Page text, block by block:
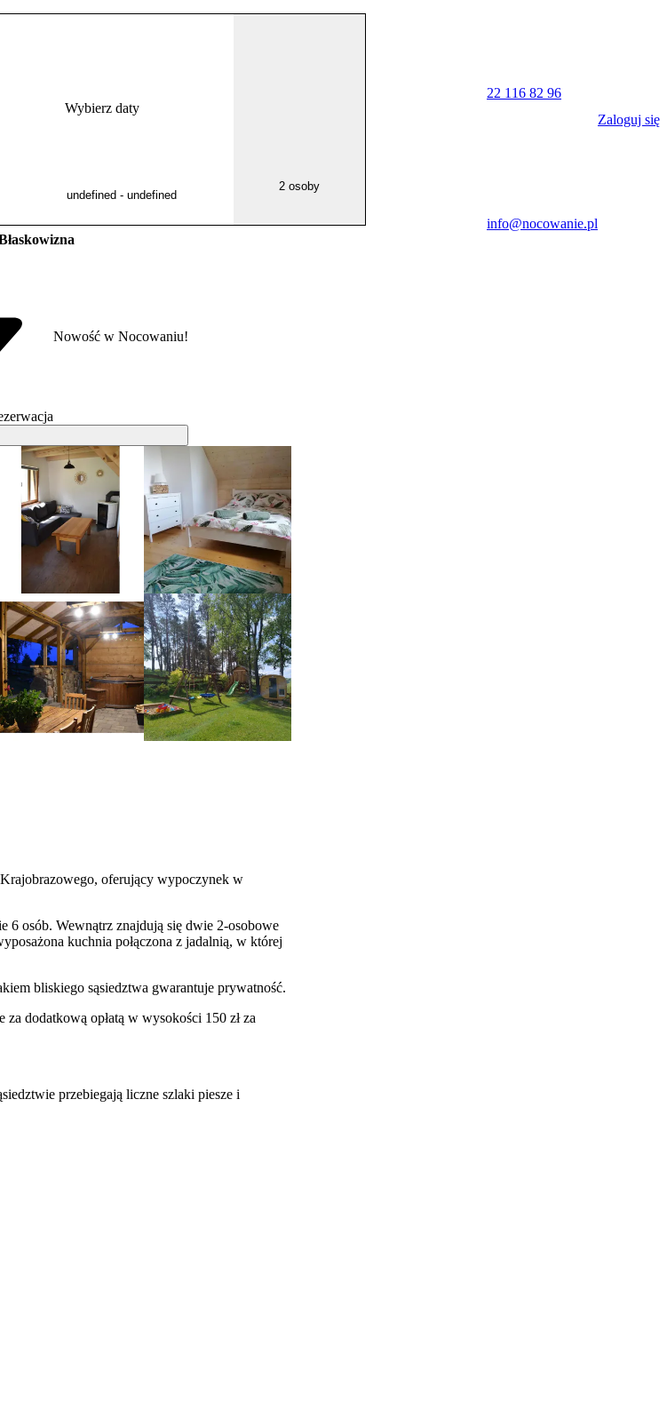
Wybierz daty
2 osoby
22 116 82 96
info@nocowanie.pl
Zaloguj się
Nowość w Nocowaniu!
oferujący wypoczynek w
6 osób. Wewnątrz znajdują się dwie 2-osobowe
kuchnia połączona z jadalnią, w której
bliskiego sąsiedztwa gwarantuje prywatność.
za dodatkową opłatą w wysokości 150 zł za
przebiegają liczne szlaki piesze i
rzeki, takie jak Czarna Hańcza i Rospuda,